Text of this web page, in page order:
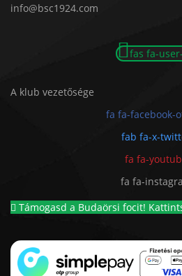
info@bsc1924.com
fas fa-
A klub vezetősége
fa fa-facebook-
fab fa-x-
fa fa-
fa fa-
Támogasd a Budaörsi focit!